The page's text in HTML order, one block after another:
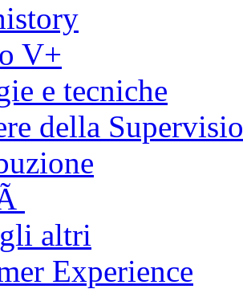
V+
e tecniche
della
altri
Experience